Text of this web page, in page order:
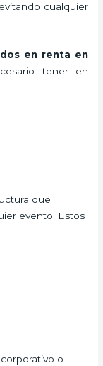
cualquier
en renta en
tener en
que
evento. Estos
o